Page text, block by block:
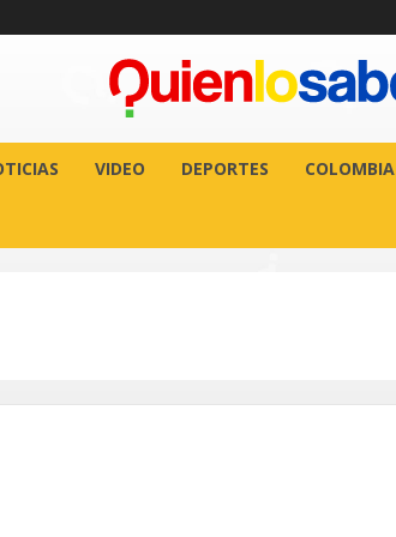
VIDEO DEPORTES COLOMBIA